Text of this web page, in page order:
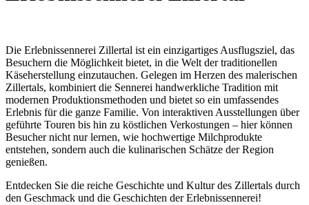
Die Erlebnissennerei Zillertal ist ein einzigartiges Ausflugsziel, das
Besuchern die Möglichkeit bietet, in die Welt der traditionellen
Käseherstellung einzutauchen. Gelegen im Herzen des malerischen
Zillertals, kombiniert die Sennerei handwerkliche Tradition mit
modernen Produktionsmethoden und bietet so ein umfassendes
Erlebnis für die ganze Familie. Von interaktiven Ausstellungen über
geführte Touren bis hin zu köstlichen Verkostungen – hier können
Besucher nicht nur lernen, wie hochwertige Milchprodukte
entstehen, sondern auch die kulinarischen Schätze der Region
genießen.
Entdecken Sie die reiche Geschichte und Kultur des Zillertals durch
den Geschmack und die Geschichten der Erlebnissennerei!